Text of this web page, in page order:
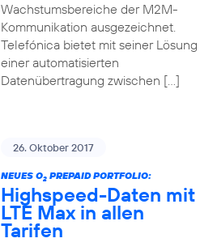
Wachstumsbereiche der M2M-
Kommunikation ausgezeichnet.
Telefónica bietet mit seiner Lösung
einer automatisierten
Datenübertragung zwischen […]
26. Oktober 2017
NEUES O2PREPAID PORTFOLIO:
Highspeed-Daten mit
LTE Max in allen
Tarifen